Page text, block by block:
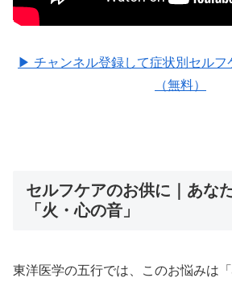
▶ チャンネル登録して症状別セルフ
（無料）
セルフケアのお供に｜あな
「火・心の音」
東洋医学の五行では、このお悩みは